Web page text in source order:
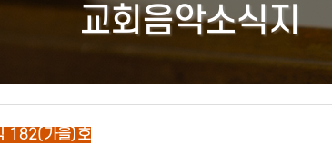
교회음악소식지
182(가을)호